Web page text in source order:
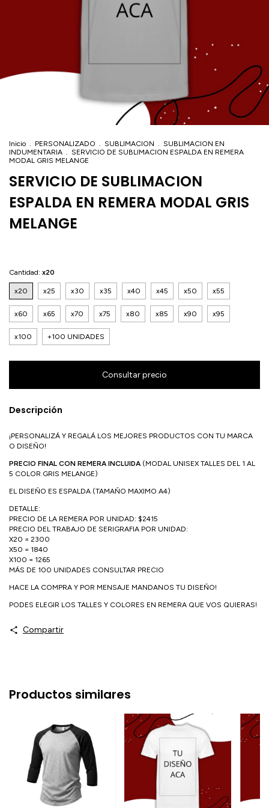
Inicio . PERSONALIZADO . SUBLIMACION . SUBLIMACION EN
INDUMENTARIA . SERVICIO DE SUBLIMACION ESPALDA EN REMERA
MODAL GRIS MELANGE
SERVICIO DE SUBLIMACION
ESPALDA EN REMERA MODAL GRIS
MELANGE
Cantidad: x20
x20 x25 x30 x35 x40 x45 x50 x55
x60 x65 x70 x75 x80 x85 x90 x95
x100 +100 UNIDADES
Descripción
¡PERSONALIZÁ Y REGALÁ LOS MEJORES PRODUCTOS CON TU MARCA
O DISEÑO!
PRECIO FINAL CON REMERA INCLUIDA(MODAL UNISEX TALLES DEL 1 AL
5 COLOR GRIS MELANGE)
EL DISEÑO ES ESPALDA (TAMAÑO MAXIMO A4)
DETALLE:
PRECIO DE LA REMERA POR UNIDAD: $2415
PRECIO DEL TRABAJO DE SERIGRAFIA POR UNIDAD:
X20 = 2300
X50 = 1840
X100 = 1265
MÁS DE 100 UNIDADES CONSULTAR PRECIO
HACE LA COMPRA Y POR MENSAJE MANDANOS TU DISEÑO!
PODES ELEGIR LOS TALLES Y COLORES EN REMERA QUE VOS QUIERAS!
Compartir
Productos similares